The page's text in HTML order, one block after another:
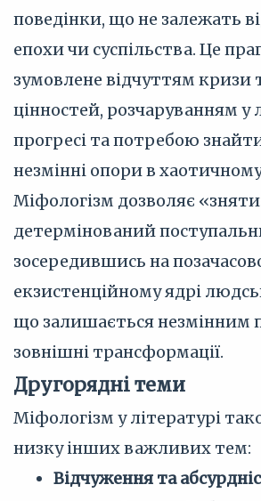
поведінки, що не залежать
епохи чи суспільства. Це
зумовлене відчуттям кризи
цінностей, розчаруванням у
прогресі та потребою знайти
незмінні опори в хаотичному
Міфологізм дозволяє
детермінований
зосередившись на
екзистенційному ядрі
що залишається незмінним
зовнішні трансформації.
Другорядні теми
Міфологізм у літературі
низку інших важливих тем:
Відчуження та